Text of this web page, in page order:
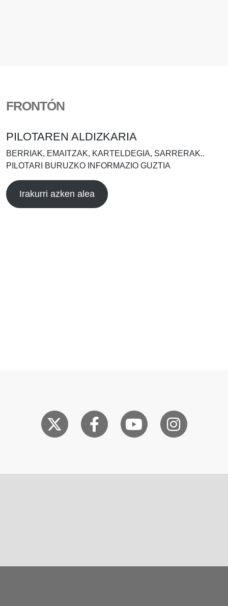
FRONTÓN
PILOTAREN ALDIZKARIA
BERRIAK, EMAITZAK, KARTELDEGIA, SARRERAK..
PILOTARI BURUZKO INFORMAZIO GUZTIA
Irakurri azken alea